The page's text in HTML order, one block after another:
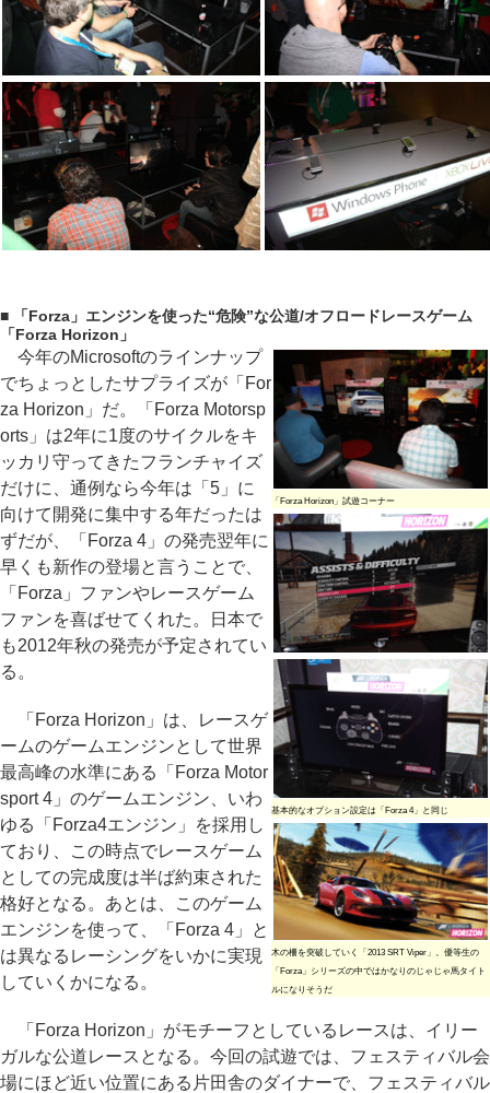
■ 「Forza」エンジンを使った“危険”な公道/オフロードレースゲーム
「Forza Horizon」
「Forza Horizon」試遊コーナー
基本的なオプション設定は「Forza 4」と同じ
木の柵を突破していく「2013 SRT Viper」。優等生の
「Forza」シリーズの中ではかなりのじゃじゃ馬タイト
ルになりそうだ
今年のMicrosoftのラインナップ
でちょっとしたサプライズが「For
za Horizon」だ。「Forza Motorsp
orts」は2年に1度のサイクルをキ
ッカリ守ってきたフランチャイズ
だけに、通例なら今年は「5」に
向けて開発に集中する年だったは
ずだが、「Forza 4」の発売翌年に
早くも新作の登場と言うことで、
「Forza」ファンやレースゲーム
ファンを喜ばせてくれた。日本で
も2012年秋の発売が予定されてい
る。
「Forza Horizon」は、レースゲ
ームのゲームエンジンとして世界
最高峰の水準にある「Forza Motor
sport 4」のゲームエンジン、いわ
ゆる「Forza4エンジン」を採用し
ており、この時点でレースゲーム
としての完成度は半ば約束された
格好となる。あとは、このゲーム
エンジンを使って、「Forza 4」と
は異なるレーシングをいかに実現
していくかになる。
「Forza Horizon」がモチーフとしているレースは、イリー
ガルな公道レースとなる。今回の試遊では、フェスティバル会
場にほど近い位置にある片田舎のダイナーで、フェスティバル